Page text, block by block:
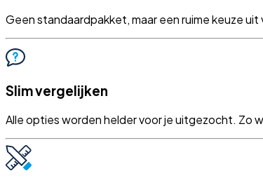
Geen standaardpakket, maar een ruime keuze
Slim vergelijken
Alle opties worden helder voor je uitgezocht. Zo